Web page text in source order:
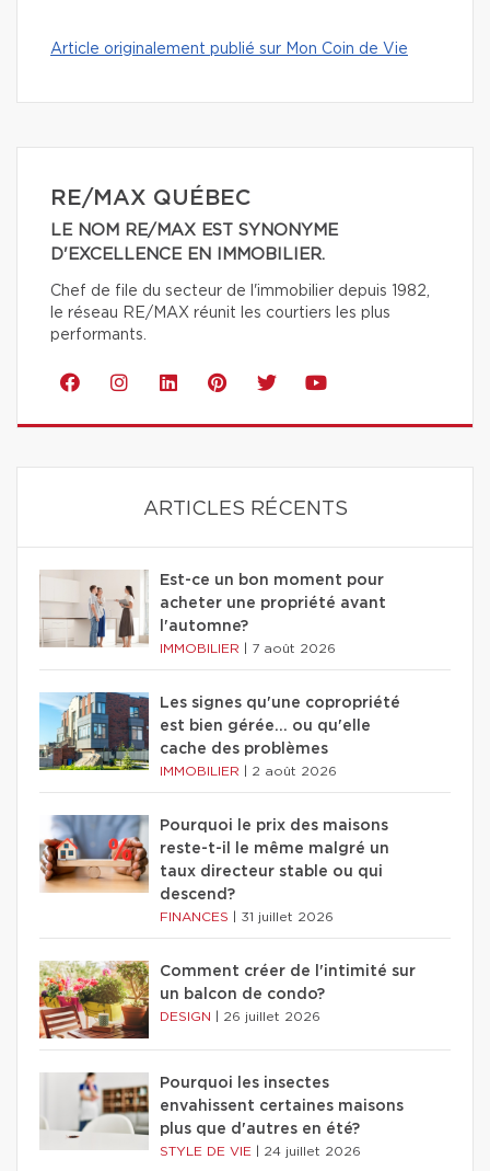
Article originalement publié sur Mon Coin de Vie
RE/MAX QUÉBEC
LE NOM RE/MAX EST SYNONYME
D'EXCELLENCE EN IMMOBILIER.
Chef de file du secteur de l'immobilier depuis 1982,
le réseau RE/MAX réunit les courtiers les plus
performants.
ARTICLES RÉCENTS
Est-ce un bon moment pour
acheter une propriété avant
l'automne?
IMMOBILIER 7 août 2026
Les signes qu'une copropriété
est bien gérée… ou qu'elle
cache des problèmes
IMMOBILIER 2 août 2026
Pourquoi le prix des maisons
reste-t-il le même malgré un
taux directeur stable ou qui
descend?
FINANCES 31 juillet 2026
Comment créer de l'intimité sur
un balcon de condo?
DESIGN 26 juillet 2026
Pourquoi les insectes
envahissent certaines maisons
plus que d'autres en été?
STYLE DE VIE 24 juillet 2026